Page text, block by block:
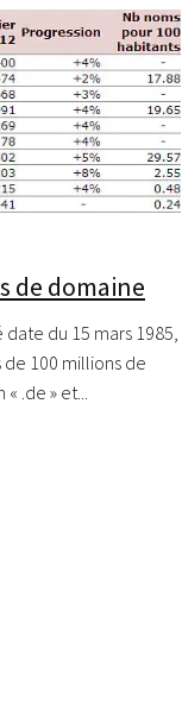
de domaine
du 15 mars 1985,
de 100 millions de
.de » et...